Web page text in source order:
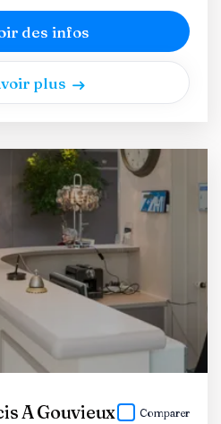
des infos
plus
A Gouvieux Comparer